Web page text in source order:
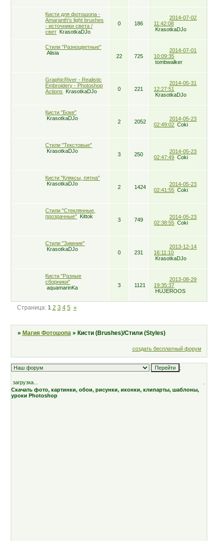
Кисти для фотошопа -
Amaranth's light brushes
- источники света /
свет KrasotkaDJo
0 186
2014-07-02
11:42:08
KrasotkaDJo
Стили "Разноцветные"
Alisia
22 725
2014-07-01
10:09:35
tombwalker
GraphicRiver - Realistic
Embroidery - Photoshop
Actions
KrasotkaDJo 0 221
2014-05-31
12:27:51
KrasotkaDJo
Кисти "Боке"
KrasotkaDJo
2 2052
2014-05-23
02:49:02 Coki
Стили "Текстовые"
KrasotkaDJo
3 250
2014-05-23
02:47:49 Coki
Кисти "Кляксы, пятна"
KrasotkaDJo
2 1424
2014-05-23
02:41:55 Coki
Стили "Стеклянные,
прозрачные" Kittok
3 749
2014-05-23
02:38:55 Coki
Стили "Зимние"
KrasotkaDJo
0 231
2013-12-14
16:11:10
KrasotkaDJo
Кисти "Разные
сборники"
aquamarinKa
3 1121
2013-08-29
19:35:37
HUJEROOS
Страница: 1 2 3 4 5 »
» Магия Фотошопа » Кисти (Brushes)/Стили (Styles)
создать бесплатный форум
;
загрузка...
Скачать фото, картинки, обои, рисунки, иконки, клипарты, шаблоны,
уроки Photoshop